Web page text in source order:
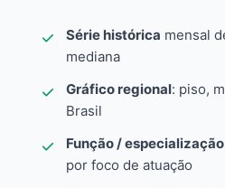
Série histórica mensal
mediana
Gráfico regional: piso,
Brasil
Função / especialização
por foco de atuação